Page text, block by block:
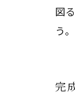
図
う。
完